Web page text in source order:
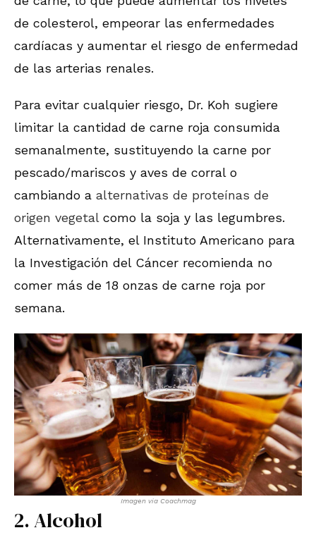
de colesterol, empeorar las enfermedades
cardíacas y aumentar el riesgo de enfermedad
de las arterias renales.
Para evitar cualquier riesgo, Dr. Koh sugiere
limitar la cantidad de carne roja consumida
semanalmente, sustituyendo la carne por
pescado/mariscos y aves de corral o
cambiando a alternativas de proteínas de
origen vegetalcomo la soja y las legumbres.
Alternativamente, el Instituto Americano para
la Investigación del Cáncer recomienda no
comer más de 18 onzas de carne roja por
semana.
Imagen via Coachmag
2. Alcohol